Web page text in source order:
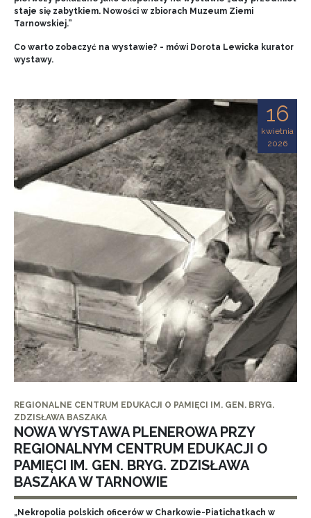
staje się zabytkiem. Nowości w zbiorach Muzeum Ziemi
Tarnowskiej.”
Co warto zobaczyć na wystawie? - mówi Dorota Lewicka kurator
wystawy.
16
kwietnia
2026
REGIONALNE CENTRUM EDUKACJI O PAMIĘCI IM. GEN. BRYG.
ZDZISŁAWA BASZAKA
NOWA WYSTAWA PLENEROWA PRZY
REGIONALNYM CENTRUM EDUKACJI O
PAMIĘCI IM. GEN. BRYG. ZDZISŁAWA
BASZAKA W TARNOWIE
„Nekropolia polskich oficerów w Charkowie-Piatichatkach w